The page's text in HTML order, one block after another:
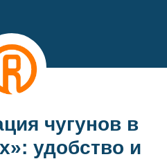
чугунов в
удобство и